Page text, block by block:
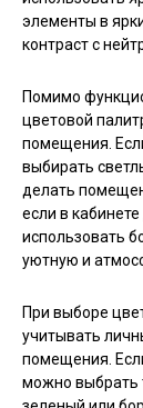
элементы в
контраст с
Помимо
цветовой
помещения.
выбирать
делать
если в
использовать
уютную и
При выборе
учитывать
помещения.
можно выбрать